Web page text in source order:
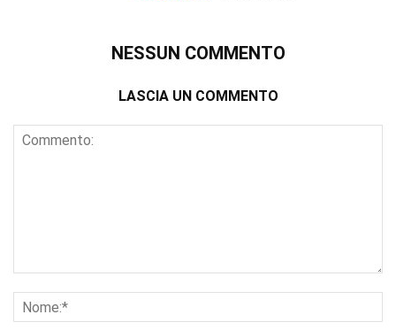
NESSUN COMMENTO
LASCIA UN COMMENTO